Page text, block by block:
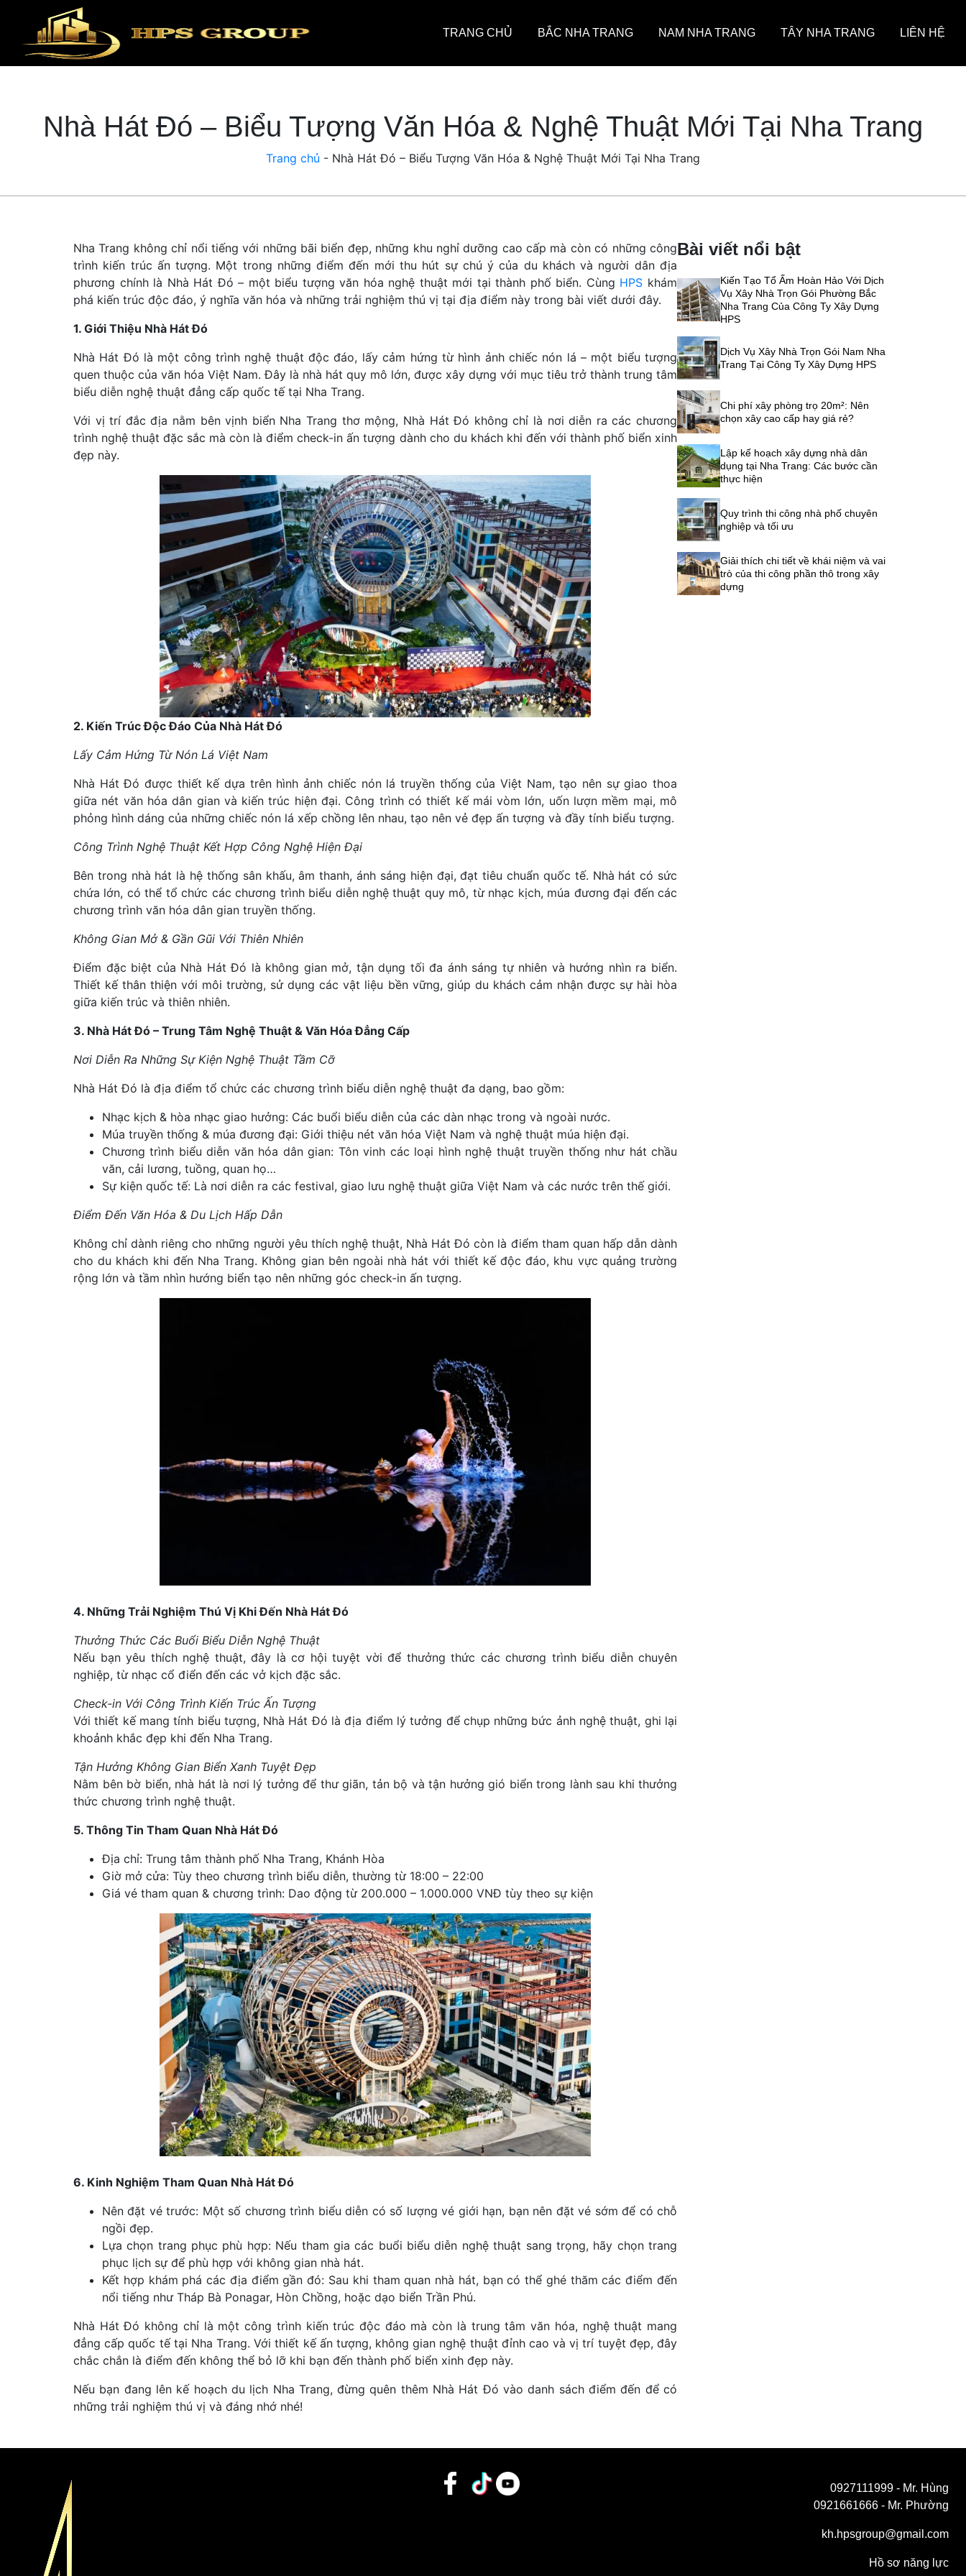
TRANG CHỦ BẮC NHA TRANG NAM NHA TRANG TÂY NHA TRANG LIÊN HỆ
Nhà Hát Đó – Biểu Tượng Văn Hóa & Nghệ Thuật Mới Tại Nha Trang
Trang chủ - Nhà Hát Đó – Biểu Tượng Văn Hóa & Nghệ Thuật Mới Tại Nha Trang
Nha Trang không chỉ nổi tiếng với những bãi biển đẹp, những khu nghỉ dưỡng cao cấp mà còn có những công
trình kiến trúc ấn tượng. Một trong những điểm đến mới thu hút sự chú ý của du khách và người dân địa
phương chính là Nhà Hát Đó – một biểu tượng văn hóa nghệ thuật mới tại thành phố biển. Cùng HPS khám
phá kiến trúc độc đáo, ý nghĩa văn hóa và những trải nghiệm thú vị tại địa điểm này trong bài viết dưới đây.
1. Giới Thiệu Nhà Hát Đó
Nhà Hát Đó là một công trình nghệ thuật độc đáo, lấy cảm hứng từ hình ảnh chiếc nón lá – một biểu tượng
quen thuộc của văn hóa Việt Nam. Đây là nhà hát quy mô lớn, được xây dựng với mục tiêu trở thành trung tâm
biểu diễn nghệ thuật đẳng cấp quốc tế tại Nha Trang.
Với vị trí đắc địa nằm bên vịnh biển Nha Trang thơ mộng, Nhà Hát Đó không chỉ là nơi diễn ra các chương
trình nghệ thuật đặc sắc mà còn là điểm check-in ấn tượng dành cho du khách khi đến với thành phố biển xinh
đẹp này.
2. Kiến Trúc Độc Đáo Của Nhà Hát Đó
Lấy Cảm Hứng Từ Nón Lá Việt Nam
Nhà Hát Đó được thiết kế dựa trên hình ảnh chiếc nón lá truyền thống của Việt Nam, tạo nên sự giao thoa
giữa nét văn hóa dân gian và kiến trúc hiện đại. Công trình có thiết kế mái vòm lớn, uốn lượn mềm mại, mô
phỏng hình dáng của những chiếc nón lá xếp chồng lên nhau, tạo nên vẻ đẹp ấn tượng và đầy tính biểu tượng.
Công Trình Nghệ Thuật Kết Hợp Công Nghệ Hiện Đại
Bên trong nhà hát là hệ thống sân khấu, âm thanh, ánh sáng hiện đại, đạt tiêu chuẩn quốc tế. Nhà hát có sức
chứa lớn, có thể tổ chức các chương trình biểu diễn nghệ thuật quy mô, từ nhạc kịch, múa đương đại đến các
chương trình văn hóa dân gian truyền thống.
Không Gian Mở & Gần Gũi Với Thiên Nhiên
Điểm đặc biệt của Nhà Hát Đó là không gian mở, tận dụng tối đa ánh sáng tự nhiên và hướng nhìn ra biển.
Thiết kế thân thiện với môi trường, sử dụng các vật liệu bền vững, giúp du khách cảm nhận được sự hài hòa
giữa kiến trúc và thiên nhiên.
3. Nhà Hát Đó – Trung Tâm Nghệ Thuật & Văn Hóa Đẳng Cấp
Nơi Diễn Ra Những Sự Kiện Nghệ Thuật Tầm Cỡ
Nhà Hát Đó là địa điểm tổ chức các chương trình biểu diễn nghệ thuật đa dạng, bao gồm:
Nhạc kịch & hòa nhạc giao hưởng: Các buổi biểu diễn của các dàn nhạc trong và ngoài nước.
Múa truyền thống & múa đương đại: Giới thiệu nét văn hóa Việt Nam và nghệ thuật múa hiện đại.
Chương trình biểu diễn văn hóa dân gian: Tôn vinh các loại hình nghệ thuật truyền thống như hát chầu
văn, cải lương, tuồng, quan họ…
Sự kiện quốc tế: Là nơi diễn ra các festival, giao lưu nghệ thuật giữa Việt Nam và các nước trên thế giới.
Điểm Đến Văn Hóa & Du Lịch Hấp Dẫn
Không chỉ dành riêng cho những người yêu thích nghệ thuật, Nhà Hát Đó còn là điểm tham quan hấp dẫn dành
cho du khách khi đến Nha Trang. Không gian bên ngoài nhà hát với thiết kế độc đáo, khu vực quảng trường
rộng lớn và tầm nhìn hướng biển tạo nên những góc check-in ấn tượng.
4. Những Trải Nghiệm Thú Vị Khi Đến Nhà Hát Đó
Thưởng Thức Các Buổi Biểu Diễn Nghệ Thuật
Nếu bạn yêu thích nghệ thuật, đây là cơ hội tuyệt vời để thưởng thức các chương trình biểu diễn chuyên
nghiệp, từ nhạc cổ điển đến các vở kịch đặc sắc.
Check-in Với Công Trình Kiến Trúc Ấn Tượng
Với thiết kế mang tính biểu tượng, Nhà Hát Đó là địa điểm lý tưởng để chụp những bức ảnh nghệ thuật, ghi lại
khoảnh khắc đẹp khi đến Nha Trang.
Tận Hưởng Không Gian Biển Xanh Tuyệt Đẹp
Nằm bên bờ biển, nhà hát là nơi lý tưởng để thư giãn, tản bộ và tận hưởng gió biển trong lành sau khi thưởng
thức chương trình nghệ thuật.
5. Thông Tin Tham Quan Nhà Hát Đó
Địa chỉ: Trung tâm thành phố Nha Trang, Khánh Hòa
Giờ mở cửa: Tùy theo chương trình biểu diễn, thường từ 18:00 – 22:00
Giá vé tham quan & chương trình: Dao động từ 200.000 – 1.000.000 VNĐ tùy theo sự kiện
6. Kinh Nghiệm Tham Quan Nhà Hát Đó
Nên đặt vé trước: Một số chương trình biểu diễn có số lượng vé giới hạn, bạn nên đặt vé sớm để có chỗ
ngồi đẹp.
Lựa chọn trang phục phù hợp: Nếu tham gia các buổi biểu diễn nghệ thuật sang trọng, hãy chọn trang
phục lịch sự để phù hợp với không gian nhà hát.
Kết hợp khám phá các địa điểm gần đó: Sau khi tham quan nhà hát, bạn có thể ghé thăm các điểm đến
nổi tiếng như Tháp Bà Ponagar, Hòn Chồng, hoặc dạo biển Trần Phú.
Nhà Hát Đó không chỉ là một công trình kiến trúc độc đáo mà còn là trung tâm văn hóa, nghệ thuật mang
đẳng cấp quốc tế tại Nha Trang. Với thiết kế ấn tượng, không gian nghệ thuật đỉnh cao và vị trí tuyệt đẹp, đây
chắc chắn là điểm đến không thể bỏ lỡ khi bạn đến thành phố biển xinh đẹp này.
Nếu bạn đang lên kế hoạch du lịch Nha Trang, đừng quên thêm Nhà Hát Đó vào danh sách điểm đến để có
những trải nghiệm thú vị và đáng nhớ nhé!
Bài viết nổi bật
Kiến Tạo Tổ Ấm Hoàn Hảo Với Dịch
Vụ Xây Nhà Trọn Gói Phường Bắc
Nha Trang Của Công Ty Xây Dựng
HPS
Dịch Vụ Xây Nhà Trọn Gói Nam Nha
Trang Tại Công Ty Xây Dựng HPS
Chi phí xây phòng trọ 20m²: Nên
chọn xây cao cấp hay giá rẻ?
Lập kế hoạch xây dựng nhà dân
dụng tại Nha Trang: Các bước cần
thực hiện
Quy trình thi công nhà phố chuyên
nghiệp và tối ưu
Giải thích chi tiết về khái niệm và vai
trò của thi công phần thô trong xây
dựng
0927111999 - Mr. Hùng
0921661666 - Mr. Phường
kh.hpsgroup@gmail.com
Hồ sơ năng lực